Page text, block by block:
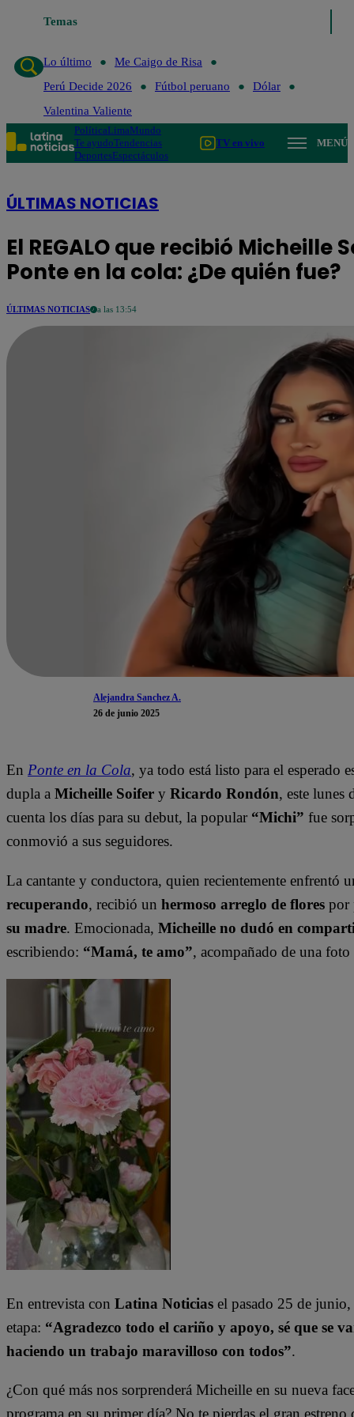
Temas
Lo último
Me Caigo de Risa
Perú Decide 2026
Fútbol peruano
Dólar
Valentina Valiente
PolíticaLimaMundo
Te ayudoTendencias
DeportesEspectáculos
TV en vivo MENÚ
ÚLTIMAS NOTICIAS
El REGALO que recibió Micheille
Ponte en la cola: ¿De quién fue?
ÚLTIMAS NOTICIAS a las 13:54
Alejandra Sanchez A.
26 de junio 2025
En Ponte en la Cola, ya todo está listo para el esperado
dupla a Micheille Soifer y Ricardo Rondón, este lunes
cuenta los días para su debut, la popular “Michi” fue
conmovió a sus seguidores.
La cantante y conductora, quien recientemente enfrentó
recuperando, recibió un hermoso arreglo de flores por
su madre. Emocionada, Micheille no dudó en
escribiendo: “Mamá, te amo”, acompañado de una
En entrevista con Latina Noticias el pasado 25 de
etapa: “Agradezco todo el cariño y apoyo, sé que se
haciendo un trabajo maravilloso con todos”.
¿Con qué más nos sorprenderá Micheille en su nueva
programa en su primer día? No te pierdas el gran estreno